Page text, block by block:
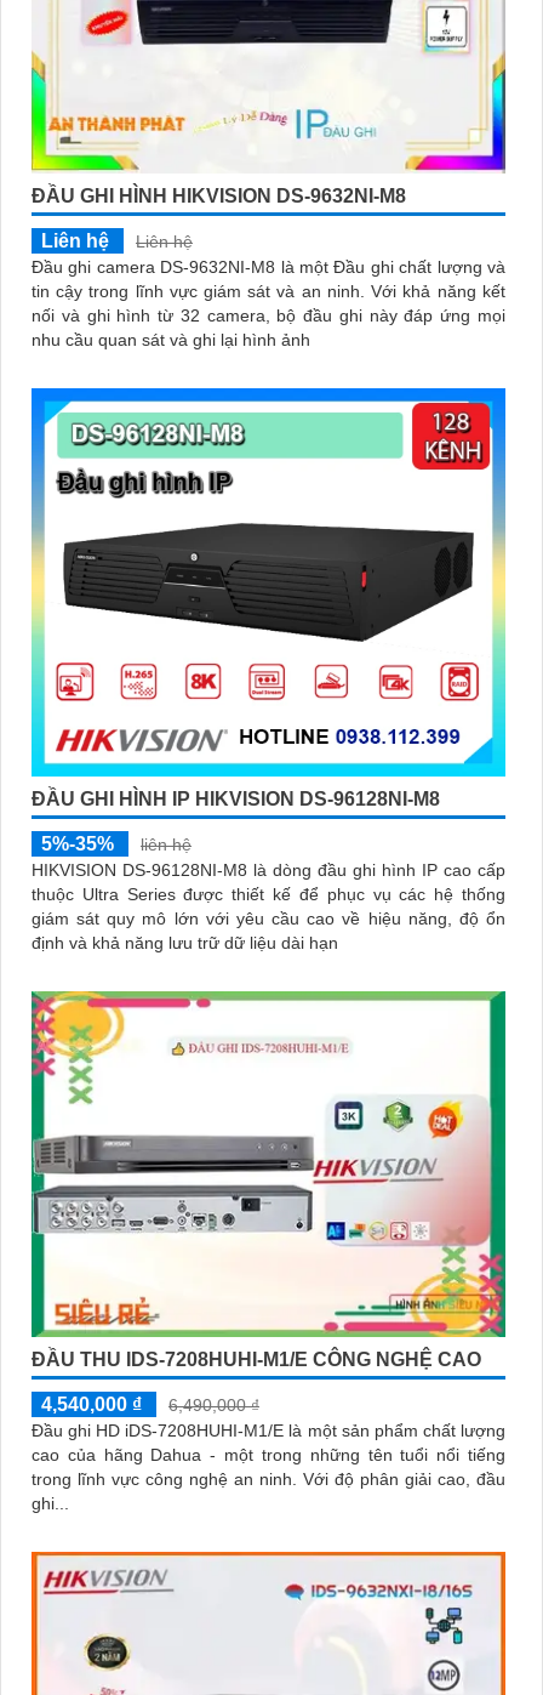
ĐẦU GHI HÌNH HIKVISION DS-9632NI-M8
Liên hệ
Liên hệ
Đầu ghi camera DS-9632NI-M8 là một Đầu ghi chất lượng và
tin cậy trong lĩnh vực giám sát và an ninh. Với khả năng kết
nối và ghi hình từ 32 camera, bộ đầu ghi này đáp ứng mọi
nhu cầu quan sát và ghi lại hình ảnh
ĐẦU GHI HÌNH IP HIKVISION DS-96128NI-M8
5%-35%
liên hệ
HIKVISION DS-96128NI-M8 là dòng đầu ghi hình IP cao cấp
thuộc Ultra Series được thiết kế để phục vụ các hệ thống
giám sát quy mô lớn với yêu cầu cao về hiệu năng, độ ổn
định và khả năng lưu trữ dữ liệu dài hạn
ĐẦU THU IDS-7208HUHI-M1/E CÔNG NGHỆ CAO
4,540,000 ₫
6,490,000 ₫
Đầu ghi HD iDS-7208HUHI-M1/E là một sản phẩm chất lượng
cao của hãng Dahua - một trong những tên tuổi nổi tiếng
trong lĩnh vực công nghệ an ninh. Với độ phân giải cao, đầu
ghi...